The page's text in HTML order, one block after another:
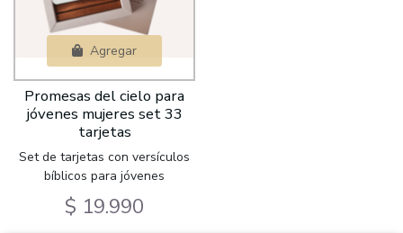
Agregar
Promesas del cielo para
jóvenes mujeres set 33
tarjetas
Set de tarjetas con versículos
bíblicos para jóvenes
$ 19.990